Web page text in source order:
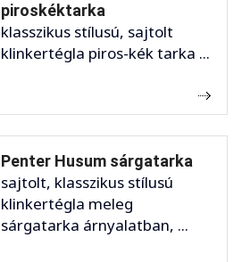
piroskéktarka
klasszikus stílusú, sajtolt
klinkertégla piros-kék tarka ...
Penter Husum sárgatarka
sajtolt, klasszikus stílusú
klinkertégla meleg
sárgatarka árnyalatban, ...